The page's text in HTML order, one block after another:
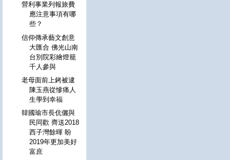
營利事業列報旅費
應注意事項有哪
些？
信仰傳承藝文創意
大匯合 佛光山南
台別院彩繪燈籠
千人參與
老母面前上銬被逮
陳玉燕從慘痛人
生學到幸福
韓國瑜市長伉儷與
民同歡 齊送2018
西子灣餘暉 盼
2019年更加美好
富庶